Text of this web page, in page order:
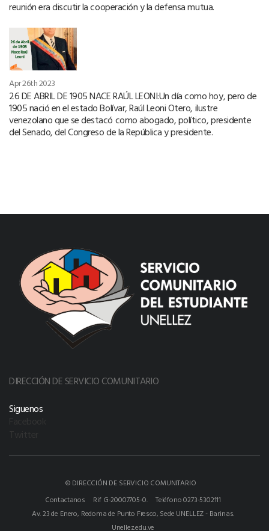
reunión era discutir la cooperación y la defensa mutua.
Apr 26th 2023
26 DE ABRIL DE 1905 NACE RAÚL LEONI:Un día como hoy, pero de
1905 nació en el estado Bolívar, Raúl Leoni Otero, ilustre
venezolano que se destacó como abogado, político, presidente
del Senado, del Congreso de la República y presidente.
DIRECCIÓN DE SERVICIO COMUNITARIO
Siguenos
© DIRECCIÓN DE SERVICIO COMUNITARIO
Contactanos
Rif G-20007705-0.
Teléfono 0273-5302111
Av. 23 de Enero, Redoma de Punto Fresco, Sede UNELLEZ - Barinas.
Unellez.edu.ve